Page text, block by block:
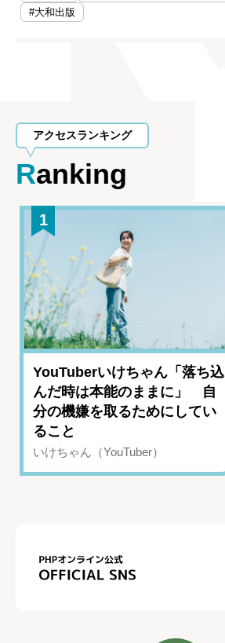
#大和出版
アクセスランキング
Ranking
1
YouTuberいけちゃん「落ち込
んだ時は本能のままに」 自
分の機嫌を取るためにしてい
ること
いけちゃん（YouTuber）